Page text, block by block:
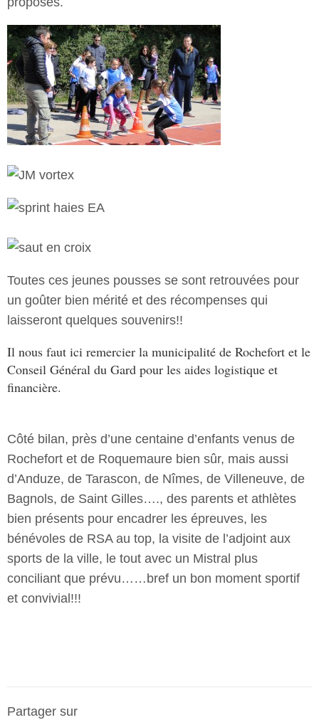
Toutes ces jeunes pousses se sont retrouvées pour
un goûter bien mérité et des récompenses qui
laisseront quelques souvenirs!!
Il nous faut ici remercier la municipalité de Rochefort et le
Conseil Général du Gard pour les aides logistique et
financière.
Côté bilan, près d’une centaine d’enfants venus de
Rochefort et de Roquemaure bien sûr, mais aussi
d’Anduze, de Tarascon, de Nîmes, de Villeneuve, de
Bagnols, de Saint Gilles…., des parents et athlètes
bien présents pour encadrer les épreuves, les
bénévoles de RSA au top, la visite de l’adjoint aux
sports de la ville, le tout avec un Mistral plus
conciliant que prévu……bref un bon moment sportif
et convivial!!!
Partager sur